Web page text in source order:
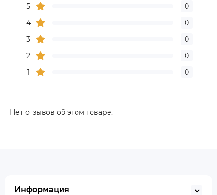
5
0
4
0
3
0
2
0
1
0
Нет отзывов об этом товаре.
Информация